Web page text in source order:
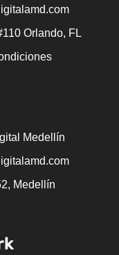
Orlando, FL
Medellín
Medellín